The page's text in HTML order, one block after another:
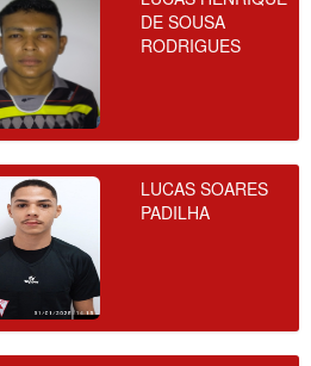
DE SOUSA
RODRIGUES
LUCAS SOARES
PADILHA